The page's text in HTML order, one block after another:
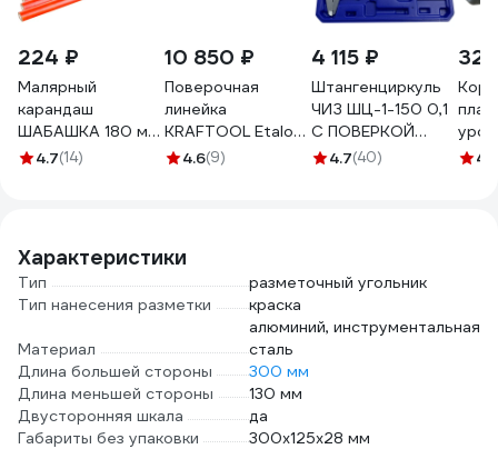
224 ₽
Малярный
карандаш
ШАБАШКА 180 мм,
набор 12 шт 146-
4.7(14)
10 850 ₽
Поверочная
линейка
KRAFTOOL Etalon
600x36x16 мм
4.6(9)
4 115 ₽
Штангенциркуль
ЧИЗ ШЦ-1-150 0,1
С ПОВЕРКОЙ
(ГРСИ № 93922-
4.7(40) 4.3
Характеристики
Тип
разметочный угольник
Тип нанесения разметки
краска
Материал
алюминий, инструментальная
сталь
Длина большей стороны
300 мм
Длина меньшей стороны
130 мм
Двусторонняя шкала
да
Габариты без упаковки
300х125х28 мм